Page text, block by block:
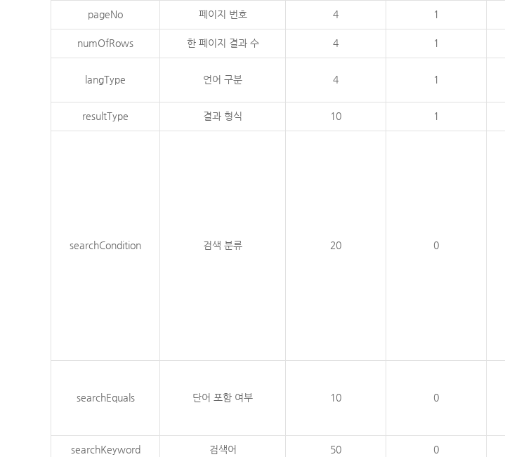
pageNo 페이지 번호 4 1
numOfRows 한 페이지 결과 수 4 1
langType 언어 구분 4 1
resultType 결과 형식 10 1
searchCondition 검색 분류 20 0
searchEquals 단어 포함 여부 10 0
searchKeyword 검색어 50 0